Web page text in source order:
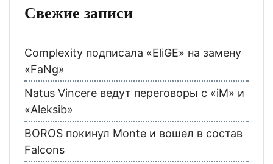
Свежие записи
Complexity подписала «EliGE» на замену
«FaNg»
Natus Vincere ведут переговоры с «iM» и
«Aleksib»
BOROS покинул Monte и вошел в состав
Falcons